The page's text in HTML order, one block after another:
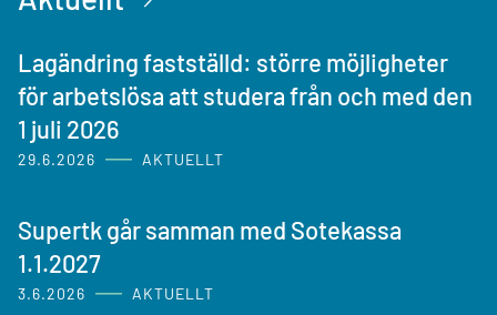
Lagändring fastställd: större möjligheter
för arbetslösa att studera från och med den
1 juli 2026
29.6.2026 AKTUELLT
Supertk går samman med Sotekassa
1.1.2027
3.6.2026 AKTUELLT